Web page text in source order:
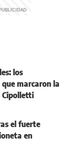
los
marcaron la
Cipolletti
el fuerte
en